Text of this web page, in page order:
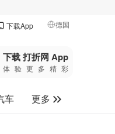
下载App 德国
🇺🇸美国
🇨🇳中国
加拿大
下载 打折网 App
体验更多精彩
车
更多